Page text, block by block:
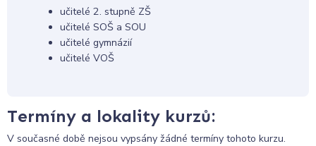
učitelé 2. stupně ZŠ
učitelé SOŠ a SOU
učitelé gymnázií
učitelé VOŠ
Termíny a lokality kurzů:
V současné době nejsou vypsány žádné termíny tohoto kurzu.